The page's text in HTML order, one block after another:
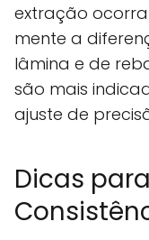
extração
mente a
lâmina e de
são mais
ajuste de
Dicas